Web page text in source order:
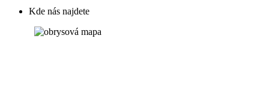
Kde nás najdete